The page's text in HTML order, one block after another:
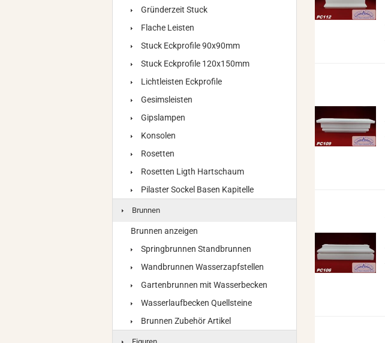
Gründerzeit Stuck
Flache Leisten
Stuck Eckprofile 90x90mm
Stuck Eckprofile 120x150mm
Lichtleisten Eckprofile
Gesimsleisten
Gipslampen
Konsolen
Rosetten
Rosetten Ligth Hartschaum
Pilaster Sockel Basen Kapitelle
Brunnen
Brunnen anzeigen
Springbrunnen Standbrunnen
Wandbrunnen Wasserzapfstellen
Gartenbrunnen mit Wasserbecken
Wasserlaufbecken Quellsteine
Brunnen Zubehör Artikel